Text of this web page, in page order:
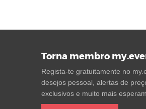
Torna membro
Regista-te gratuitamente no
desejos pessoal, alertas de
exclusivos e muito mais